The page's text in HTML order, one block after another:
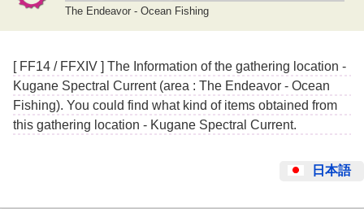
The Endeavor - Ocean Fishing
[ FF14 / FFXIV ] The Information of the gathering location -
Kugane Spectral Current (area : The Endeavor - Ocean
Fishing). You could find what kind of items obtained from
this gathering location - Kugane Spectral Current.
日本語